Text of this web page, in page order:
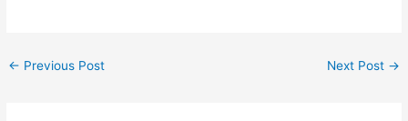
← Previous Post Next Post →